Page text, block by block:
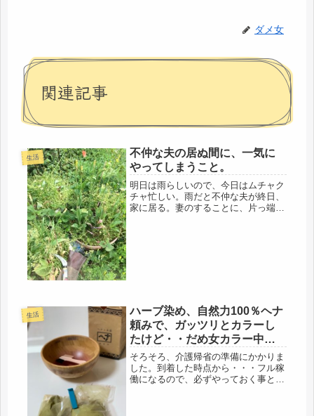
ダメ女
関連記事
生活
不仲な夫の居ぬ間に、一気に
やってしまうこと。
明日は雨らしいので、今日はムチャク
チャ忙しい。雨だと不仲な夫が終日、
家に居る。妻のすることに、片っ端か
生活
ハーブ染め、自然力100％ヘナ
頼みで、ガッツリとカラーし
たけど・・だめ女カラー中で
す。
そろそろ、介護帰省の準備にかかりま
した。到着した時点から・・・フル稼
働になるので、必ずやっておく事と言